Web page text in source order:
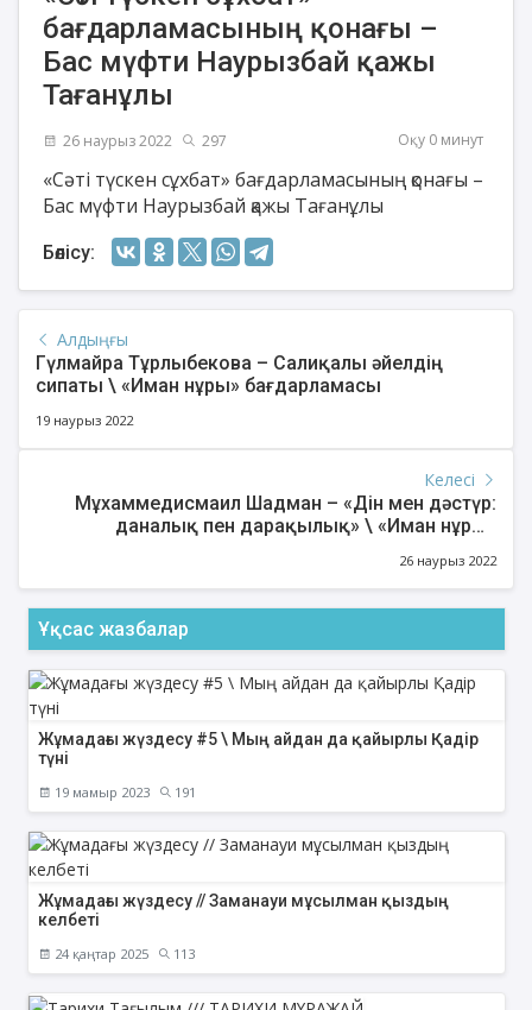
бағдарламасының қонағы –
Бас мүфти Наурызбай қажы
Тағанұлы
26 наурыз 2022 297 Оқу 0 минут
«Сәті түскен сұхбат» бағдарламасының қонағы –
Бас мүфти Наурызбай қажы Тағанұлы
Бөлісу:
Алдыңғы
Гүлмайра Тұрлыбекова – Салиқалы әйелдің
сипаты \ «Иман нұры» бағдарламасы
19 наурыз 2022
Келесі
Мұхаммедисмаил Шадман – «Дін мен дәстүр:
даналық пен дарақылық» \ «Иман нұры»
26 наурыз 2022
Ұқсас жазбалар
Жұмадағы жүздесу #5 \ Мың айдан да қайырлы Қадір
түні
19 мамыр 2023 191
Жұмадағы жүздесу // Заманауи мұсылман қыздың
келбеті
24 қаңтар 2025 113